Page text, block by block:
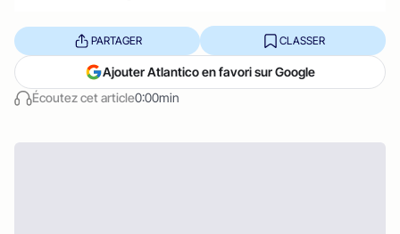
Écoutez cet article0:00min
PARTAGER CLASSER
Ajouter Atlantico en favori sur Google